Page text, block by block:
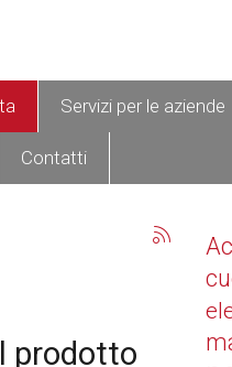
Servizi per le aziende
Contatti
prodotto